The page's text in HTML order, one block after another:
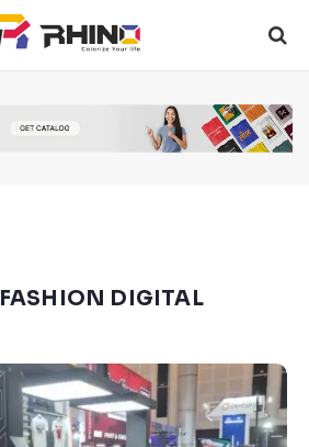
FASHION DIGITAL